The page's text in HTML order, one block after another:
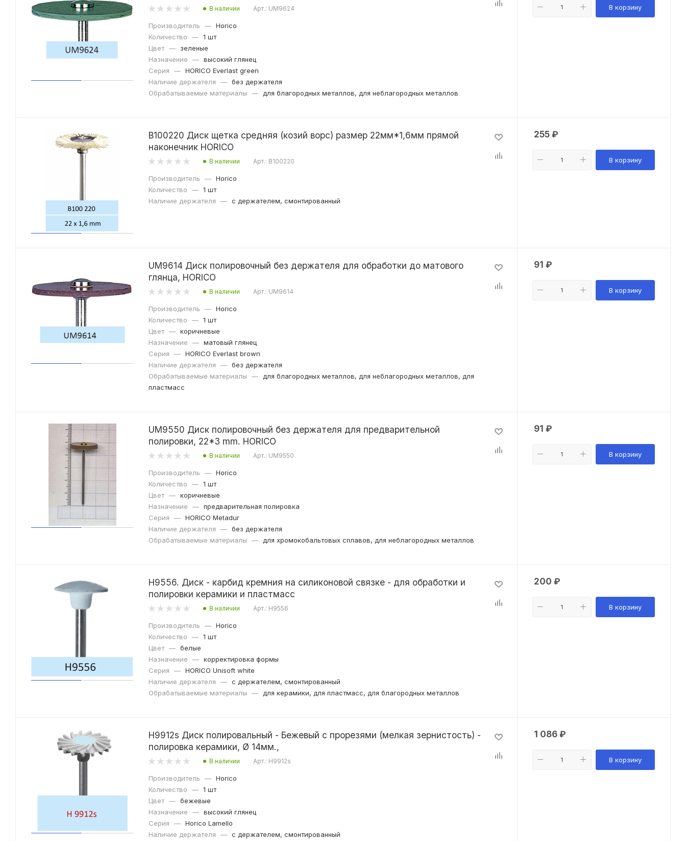
В наличии Арт.: UM9624
Производитель — Horico
Количество
— 1 шт
Цвет —
зеленые
Назначение
— высокий глянец
Серия
— HORICO Everlast green
Наличие держателя
— без держателя
Обрабатываемые материалы
— для благородных металлов, для неблагородных металлов
В корзину
B100220 Диск щетка средняя (козий ворс) размер 22мм*1,6мм прямой
наконечник HORICO
В наличии Арт.: B100220
Производитель — Horico
Количество
— 1 шт
Наличие держателя
— с держателем, смонтированный
255 ₽
В корзину
UM9614 Диск полировочный без держателя для обработки до матового
глянца, HORICO
В наличии Арт.: UM9614
Производитель — Horico
Количество
— 1 шт
Цвет — коричневые
Назначение
— матовый глянец
Серия
— HORICO Everlast brown
Наличие держателя
— без держателя
Обрабатываемые материалы
—
для благородных металлов, для неблагородных металлов, для
пластмасс
91 ₽
В корзину
UM9550 Диск полировочный без держателя для предварительной
полировки, 22*3 mm. HORICO
В наличии Арт.: UM9550
Производитель — Horico
Количество
— 1 шт
Цвет — коричневые
Назначение
— предварительная полировка
Серия
— HORICO Metadur
Наличие держателя
— без держателя
Обрабатываемые материалы
— для хромокобальтовых сплавов, для неблагородных металлов
91 ₽
В корзину
H9556. Диск - карбид кремния на силиконовой связке - для обработки и
полировки керамики и пластмасс
В наличии Арт.: H9556
Производитель — Horico
Количество
— 1 шт
Цвет — белые
Назначение
— корректировка формы
Серия
— HORICO Unisoft white
Наличие держателя
— с держателем, смонтированный
Обрабатываемые материалы
— для керамики, для пластмасс, для благородных металлов
200 ₽
В корзину
H9912s Диск полировальный - Бежевый с прорезями (мелкая зернистость) -
полировка керамики, Ø 14мм.,
В наличии Арт.: H9912s
Производитель — Horico
Количество
— 1 шт
Цвет — бежевые
Назначение
— высокий глянец
Серия
— Horico Lamello
Наличие держателя
— с держателем, смонтированный
1 086 ₽
В корзину